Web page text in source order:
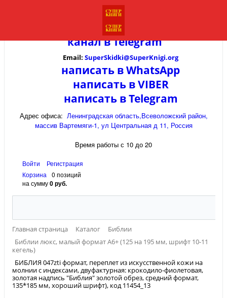
канал вTelegram
Email: SuperSkidki@SuperKnigi.org
написать в WhatsApp
написать в VIBER
написать в Telegram
Адрес офиса: Ленинградская область,Всеволожский район,
массив Вартемяги-1, ул Центральная д 11, Россия
Время работы с 10 до 20
Войти
Регистрация
Корзина
0 позиций
на сумму0 руб.
Главная страница Каталог
Библии
Библии люкс, малый формат А6+ (125 на 195 мм, шрифт 10-11
кегель)
БИБЛИЯ 047zti формат, переплет из искусственной кожи на
молнии с индексами, двуфактурная: крокодило-фиолетовая,
золотая надпись "Библия" золотой обрез, средний формат,
135*185 мм, хороший шрифт), код 11454_13